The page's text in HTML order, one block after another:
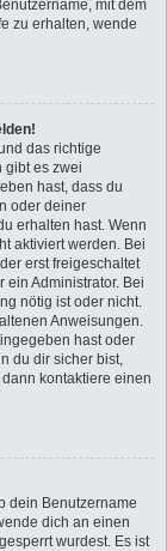
mit dem
zu erhalten, wende
das richtige
gibt es zwei
hast, dass du
oder deiner
erhalten hast. Wenn
aktiviert werden. Bei
erst freigeschaltet
Administrator. Bei
nötig ist oder nicht.
Anweisungen.
hast oder
du dir sicher bist,
kontaktiere einen
dein Benutzername
dich an einen
wurdest. Es ist